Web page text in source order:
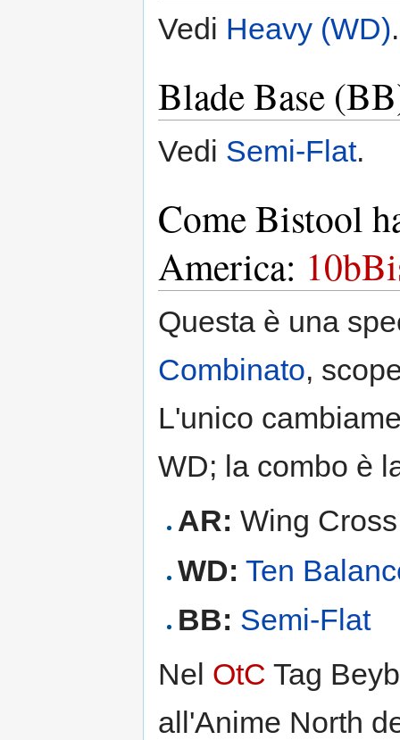
Vedi Heavy (WD).
Blade Base
Vedi Semi-Flat.
Come Bistool
America:
Questa è una
Combinato,
L'unico
WD; la combo è
AR: Wing Cross
WD: Ten
BB: Semi-Flat
Nel OtC Tag
all'Anime North